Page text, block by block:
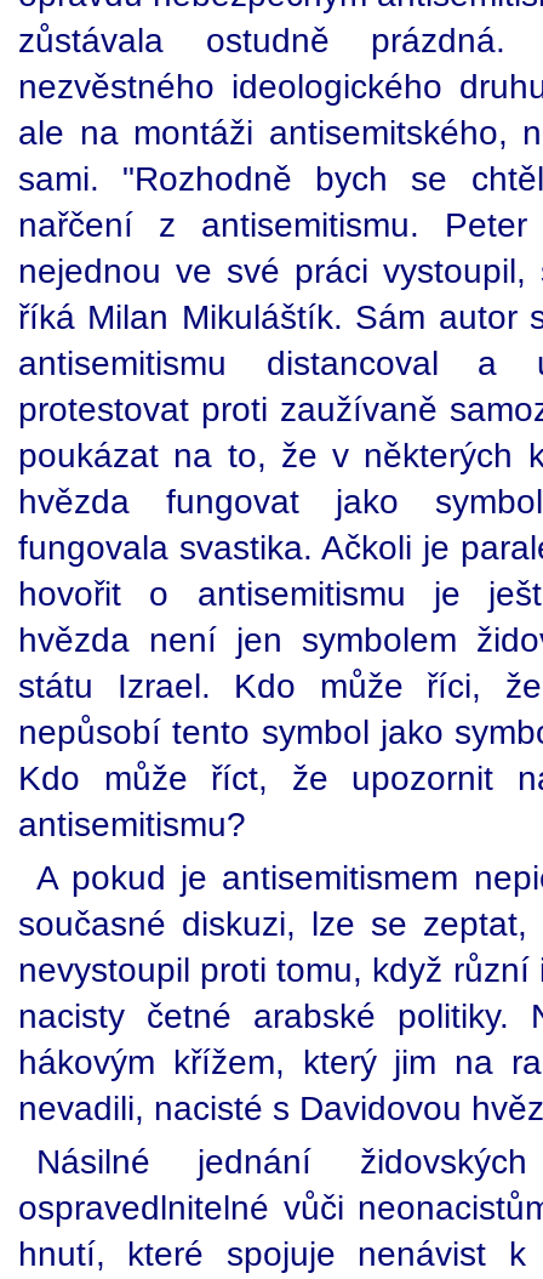
zůstávala ostudně
nezvěstného ideologického
ale na montáži antisemitského,
sami. "Rozhodně bych se
nařčení z antisemitismu.
nejednou ve své práci vystoupil,
říká Milan Mikuláštík. Sám autor
antisemitismu distancoval
protestovat proti zaužívaně
poukázat na to, že v některých
hvězda fungovat jako
fungovala svastika. Ačkoli je
hovořit o antisemitismu je
hvězda není jen symbolem
státu Izrael. Kdo může říci,
nepůsobí tento symbol jako
Kdo může říct, že upozornit
antisemitismu?
A pokud je antisemitismem
současné diskuzi, lze se
nevystoupil proti tomu, když
nacisty četné arabské politiky.
hákovým křížem, který jim na
nevadili, nacisté s Davidovou
Násilné jednání
ospravedlnitelné vůči
hnutí, které spojuje nenávist